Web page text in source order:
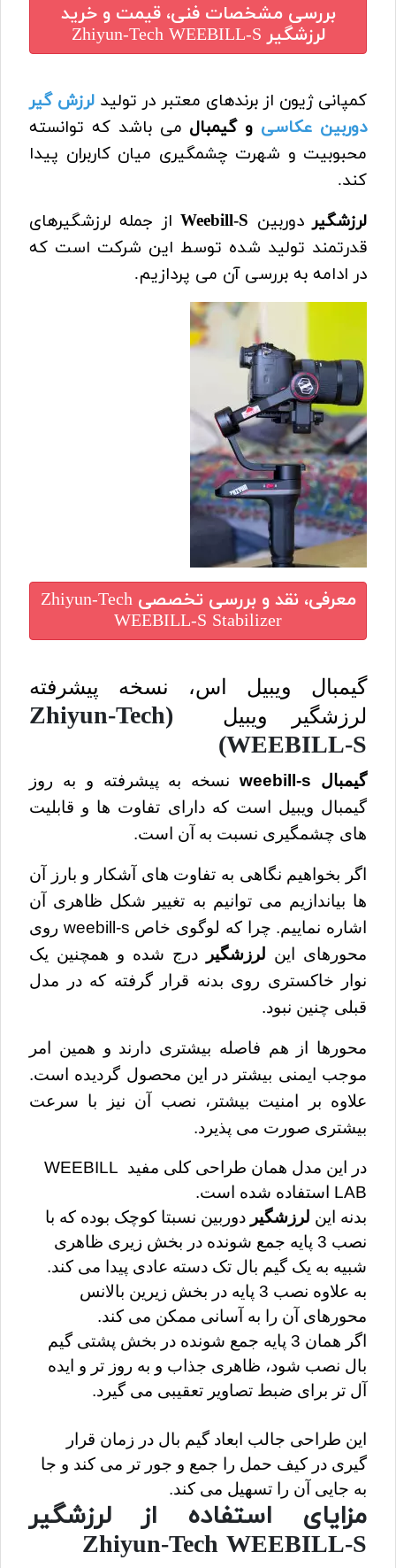
بررسی مشخصات فنی، قیمت و خرید
لرزشگیر Zhiyun-Tech WEEBILL-S
کمپانی ژیون از برندهای معتبر در تولید لرزش گیر
دوربین عکاسی و گیمبال می باشد که توانسته
محبوبیت و شهرت چشمگیری میان کاربران پیدا
کند.
لرزشگیردوربین
از جمله لرزشگیرهای
قدرتمند تولید شده توسط این شرکت است که
در ادامه به بررسی آن می پردازیم.
معرفی، نقد و بررسی تخصصیZhiyun-Tech
WEEBILL-S Stabilizer
گیمبال ویبیل اس، نسخه پیشرفته
لرزشگیر ویبیل
(Zhiyun-Tech
WEEBILL-S)
گیمبال weebill-s
نسخه به پیشرفته و به روز
گیمبال ویبیل است که دارای تفاوت ها و قابلیت
های چشمگیری نسبت به آن است.
اگر بخواهیم نگاهی به تفاوت های آشکار و بارز آن
ها بیاندازیم می توانیم به تغییر شکل ظاهری آن
اشاره نماییم. چرا که لوگوی خاص weebill-s روی
محورهای این لرزشگیر
درج شده و همچنین یک
نوار خاکستری روی بدنه قرار گرفته که در مدل
قبلی چنین نبود.
محورها از هم فاصله بیشتری دارند و همین امر
موجب ایمنی بیشتر در این محصول گردیده است.
علاوه بر امنیت بیشتر، نصب آن نیز با سرعت
بیشتری صورت می پذیرد.
در این مدل همان طراحی کلی مفید WEEBILL
LAB استفاده شده است.
بدنه این لرزشگیر
شبیه به یک گیم بال تک دسته عادی پیدا می کند.
محورهای آن را به آسانی ممکن می کند.
آل تر برای ضبط تصاویر تعقیبی می گیرد.
به جایی آن را تسهیل می کند.
مزایای استفاده از لرزشگیر
Zhiyun-Tech WEEBILL-S